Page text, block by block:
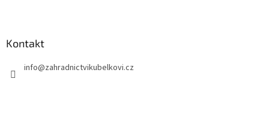
Kontakt
info@zahradnictvikubelkovi.cz